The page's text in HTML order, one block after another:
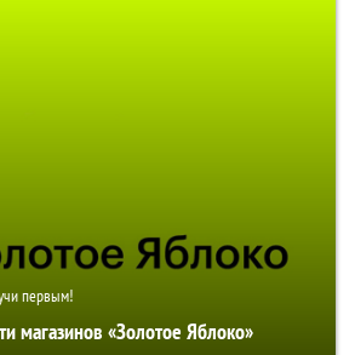
первым!
магазинов «Золотое Яблоко»